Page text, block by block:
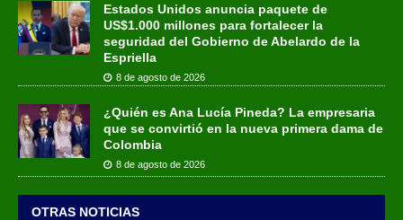
Estados Unidos anuncia paquete de
US$1.000 millones para fortalecer la
seguridad del Gobierno de Abelardo de la
Espriella
8 de agosto de 2026
¿Quién es Ana Lucía Pineda? La empresaria
que se convirtió en la nueva primera dama de
Colombia
8 de agosto de 2026
OTRAS NOTICIAS